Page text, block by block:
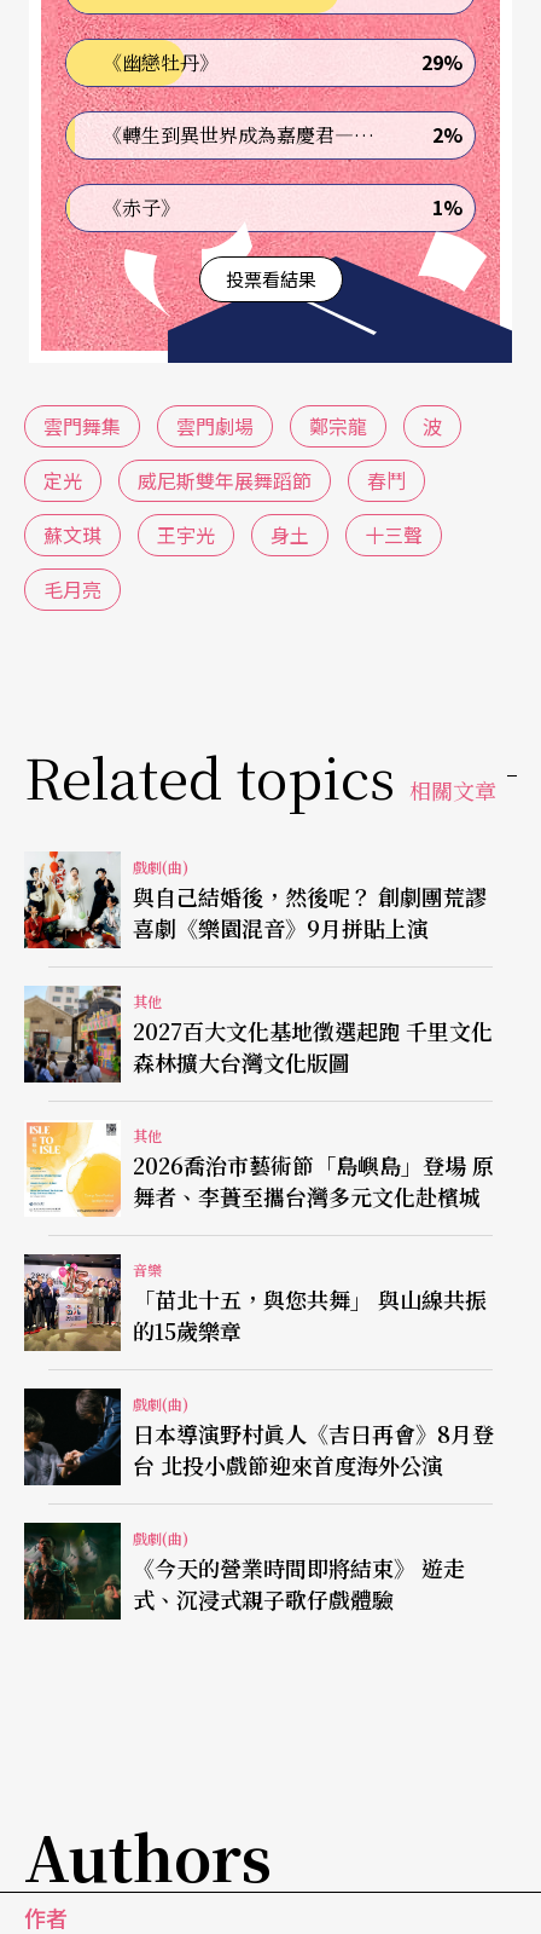
《幽戀牡丹》 29%
《轉生到異世界成為嘉慶君—發現我的祖先是詐騙集團!?》 2%
《赤子》 1%
投票看結果
雲門舞集 雲門劇場 鄭宗龍
波
定光
威尼斯雙年展舞蹈節
春鬥
蘇文琪
王宇光 身土
十三聲
毛月亮
Related topics 相關文章
戲劇(曲)
與自己結婚後，然後呢？ 創劇團荒謬
喜劇《樂園混音》9月拼貼上演
其他
2027百大文化基地徵選起跑 千里文化
森林擴大台灣文化版圖
其他
2026喬治市藝術節「島嶼島」登場 原
舞者、李蕢至攜台灣多元文化赴檳城
音樂
「苗北十五，與您共舞」 與山線共振
的15歲樂章
戲劇(曲)
日本導演野村眞人《吉日再會》8月登
台 北投小戲節迎來首度海外公演
戲劇(曲)
《今天的營業時間即將結束》 遊走
式、沉浸式親子歌仔戲體驗
Authors
作者